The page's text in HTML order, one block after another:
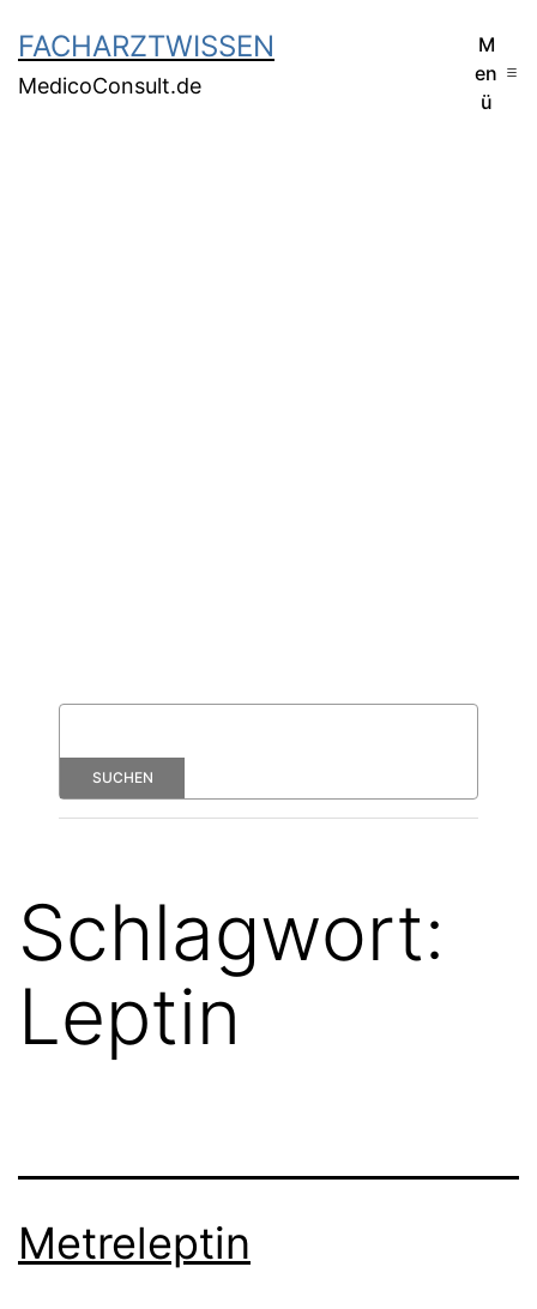
FACHARZTWISSEN
MedicoConsult.de
M
en
ü
Schlagwort:
Leptin
Metreleptin